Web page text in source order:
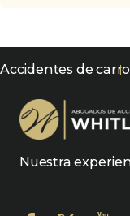
Accidentes de carro
Nuestra